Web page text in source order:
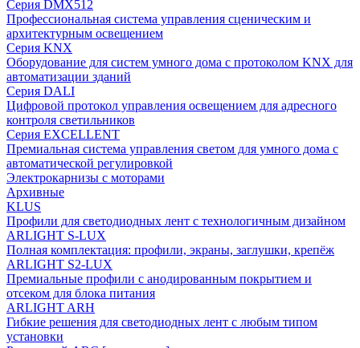
Серия DMX512
Профессиональная система управления сценическим и
архитектурным освещением
Серия KNX
Оборудование для систем умного дома с протоколом KNX для
автоматизации зданий
Серия DALI
Цифровой протокол управления освещением для адресного
контроля светильников
Серия EXCELLENT
Премиальная система управления светом для умного дома с
автоматической регулировкой
Электрокарнизы с моторами
Архивные
KLUS
Профили для светодиодных лент с технологичным дизайном
ARLIGHT S-LUX
Полная комплектация: профили, экраны, заглушки, крепёж
ARLIGHT S2-LUX
Премиальные профили с анодированным покрытием и
отсеком для блока питания
ARLIGHT ARH
Гибкие решения для светодиодных лент с любым типом
установки